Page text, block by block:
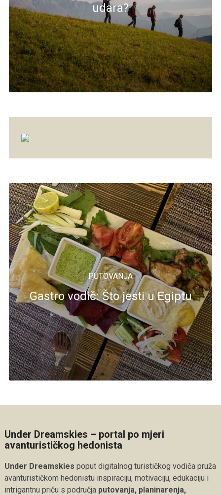
udara?
PUTOVANJA
Gastro vodič: Što jesti u Egiptu
Under Dreamskies – portal po mjeri
avanturističkog hedonista
Under Dreamskies poput digitalnog turističkog vodiča pruža
avanturističkom hedonistu inspiraciju, motivaciju, edukaciju i
intrigantnu priču s područja putovanja, planinarenja,